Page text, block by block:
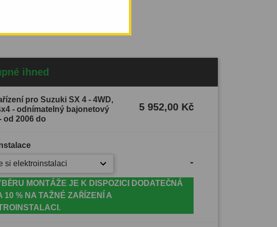
ihned
pro Suzuki SX 4 - 4WD,
- odnímatelný bajonetový
od 2006 do
5 952,00 Kč
si elektroinstalaci -
MONTÁŽE JE K DISPOZICI DODATEČNÁ
10 % NA TAŽNÉ ZAŘÍZENÍ A